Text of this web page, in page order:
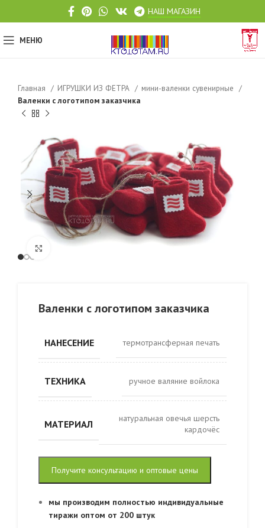
НАШ МАГАЗИН
МЕНЮ
Главная ИГРУШКИ ИЗ ФЕТРА
мини-валенки сувенирные
Валенки с логотипом заказчика
Валенки с логотипом заказчика
НАНЕСЕНИЕ термотрансферная печать
ТЕХНИКА ручное валяние войлока
МАТЕРИАЛ
натуральная овечья шерсть
кардочёс
Получите консультацию и оптовые цены
мы производим полностью индивидуальные
тиражи оптом от 200 штук